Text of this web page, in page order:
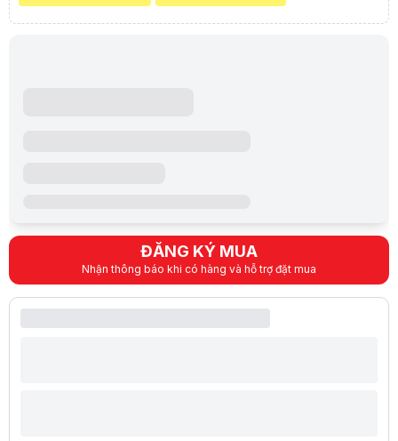
ĐĂNG KÝ MUA
Nhận thông báo khi có hàng và hỗ trợ đặt mua